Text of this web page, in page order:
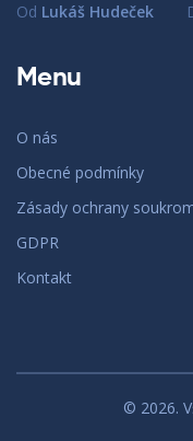
Od Lukáš Hudeček
Menu
O nás
Obecné podmínky
Zásady ochrany
GDPR
Kontakt
© 2026.